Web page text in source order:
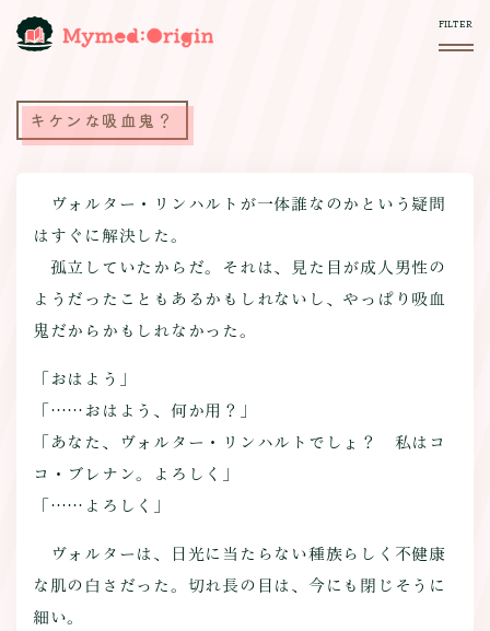
キケンな吸血鬼？
ヴォルター・リンハルトが一体誰なのかという疑問
はすぐに解決した。
孤立していたからだ。それは、見た目が成人男性の
ようだったこともあるかもしれないし、やっぱり吸血
鬼だからかもしれなかった。
「おはよう」
「……おはよう、何か用？」
「あなた、ヴォルター・リンハルトでしょ？ 私はコ
コ・ブレナン。よろしく」
「……よろしく」
ヴォルターは、日光に当たらない種族らしく不健康
な肌の白さだった。切れ長の目は、今にも閉じそうに
細い。